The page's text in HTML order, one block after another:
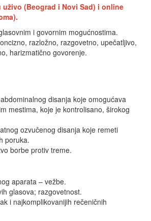
uživo (Beograd i Novi Sad) i online
i govornim mogućnostima.
razložno, razgovetno, upečatljivo,
harizmatično govorenje.
disanja koje omogućava
mestima, koje je kontrolisano, širokog
ozvučenog disanja koje remeti
poruka.
borbe protiv treme.
aparata – vežbe.
glasova; razgovetnost.
i najkomplikovanijih rečeničnih